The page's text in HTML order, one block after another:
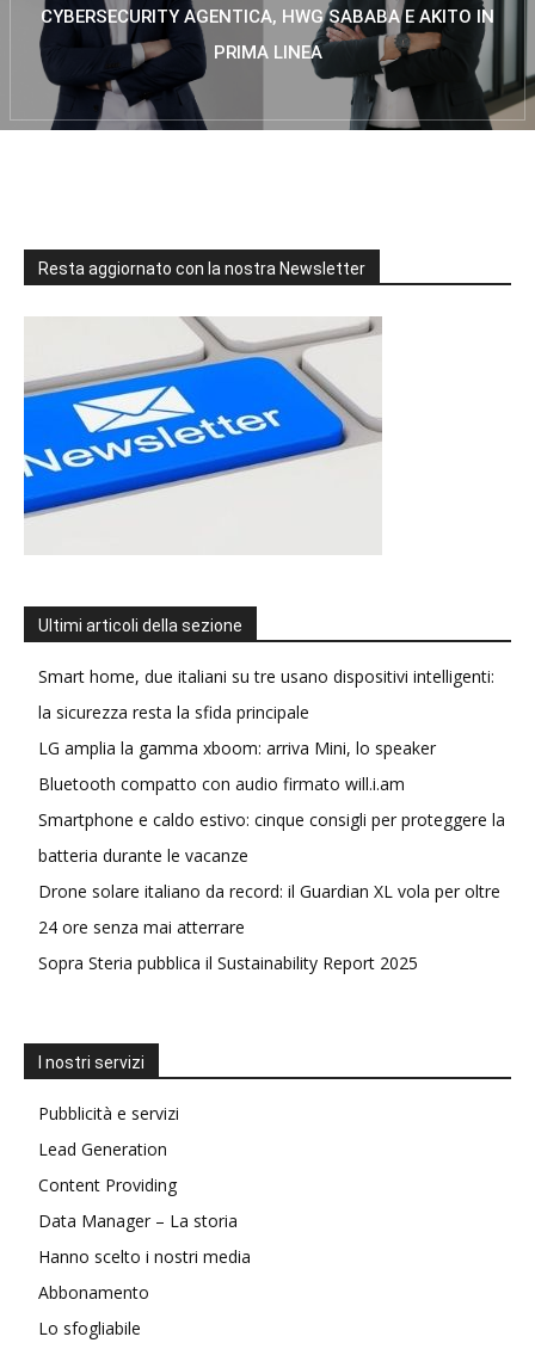
CYBERSECURITY AGENTICA, HWG SABABA E AKITO IN
PRIMA LINEA
Resta aggiornato con la nostra Newsletter
Ultimi articoli della sezione
Smart home, due italiani su tre usano dispositivi intelligenti:
la sicurezza resta la sfida principale
LG amplia la gamma xboom: arriva Mini, lo speaker
Bluetooth compatto con audio firmato will.i.am
Smartphone e caldo estivo: cinque consigli per proteggere la
batteria durante le vacanze
Drone solare italiano da record: il Guardian XL vola per oltre
24 ore senza mai atterrare
Sopra Steria pubblica il Sustainability Report 2025
I nostri servizi
Pubblicità e servizi
Lead Generation
Content Providing
Data Manager – La storia
Hanno scelto i nostri media
Abbonamento
Lo sfogliabile